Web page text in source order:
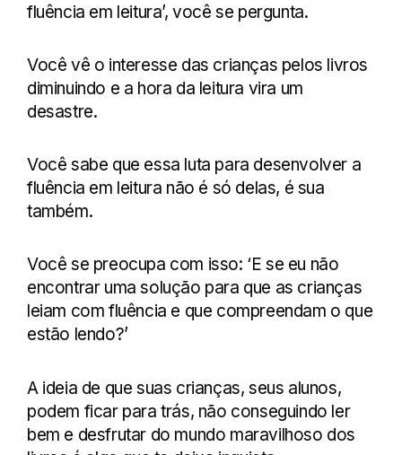
fluência em leitura’, você se pergunta.
Você vê o interesse das crianças pelos livros
diminuindo e a hora da leitura vira um
desastre.
Você sabe que essa luta para desenvolver a
fluência em leitura não é só delas, é sua
também.
Você se preocupa com isso: ‘E se eu não
encontrar uma solução para que as crianças
leiam com fluência e que compreendam o que
estão lendo?’
A ideia de que suas crianças, seus alunos,
podem ficar para trás, não conseguindo ler
bem e desfrutar do mundo maravilhoso dos